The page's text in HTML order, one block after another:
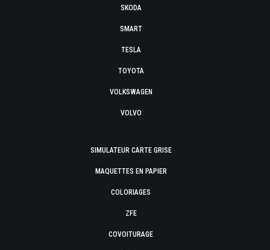
SKODA
SMART
TESLA
TOYOTA
VOLKSWAGEN
VOLVO
SIMULATEUR CARTE GRISE
MAQUETTES EN PAPIER
COLORIAGES
ZFE
COVOITURAGE